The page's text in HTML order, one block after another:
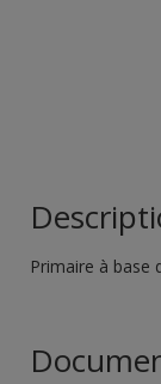
Primaire à base